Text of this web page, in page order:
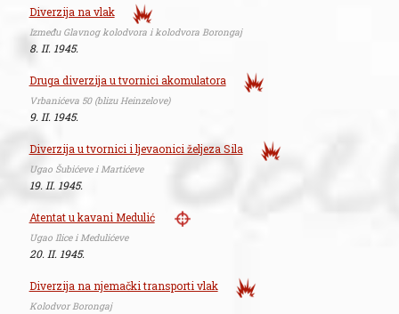
Diverzija na vlak
Između Glavnog kolodvora i kolodvora Borongaj
8. II. 1945.
Druga diverzija u tvornici akomulatora
Vrbanićeva 50 (blizu Heinzelove)
9. II. 1945.
Diverzija u tvornici i ljevaonici željeza Sila
Ugao Šubićeve i Martićeve
19. II. 1945.
Atentat u kavani Medulić
Ugao Ilice i Medulićeve
20. II. 1945.
Diverzija na njemački transporti vlak
Kolodvor Borongaj